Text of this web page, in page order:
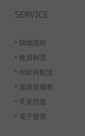
SERVICE
• 購物流程
• 會員制度
• 付款與配送
• 退換貨服務
• 常見問題
• 電子發票